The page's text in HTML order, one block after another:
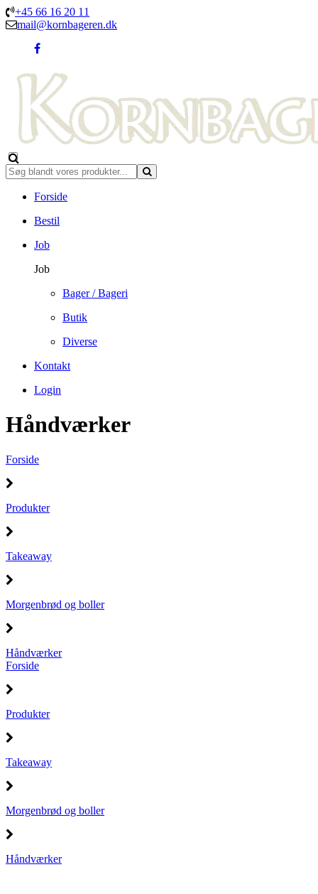
+45 66 16 20 11
mail@kornbageren.dk
Forside
Bestil
Job
Job
Bager / Bageri
Butik
Diverse
Kontakt
Login
Håndværker
Forside
Produkter
Takeaway
Morgenbrød og boller
Håndværker
Forside
Produkter
Takeaway
Morgenbrød og boller
Håndværker